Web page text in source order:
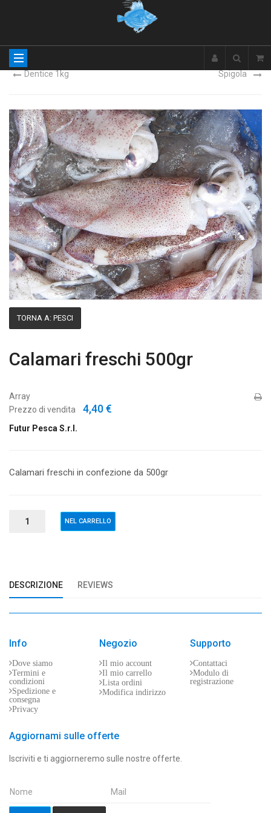
Dentice 1kg Spigola
TORNA A: PESCI
Calamari freschi 500gr
Array
Prezzo di vendita
4,40 €
Futur Pesca S.r.l.
Calamari freschi in confezione da 500gr
DESCRIZIONE REVIEWS
Info
Dove siamo
Termini e
condizioni
Spedizione e
consegna
Privacy
Negozio
Il mio account
Il mio carrello
Lista ordini
Modifica indirizzo
Supporto
Contattaci
Modulo di
registrazione
Aggiornami sulle offerte
Iscriviti e ti aggiorneremo sulle nostre offerte.